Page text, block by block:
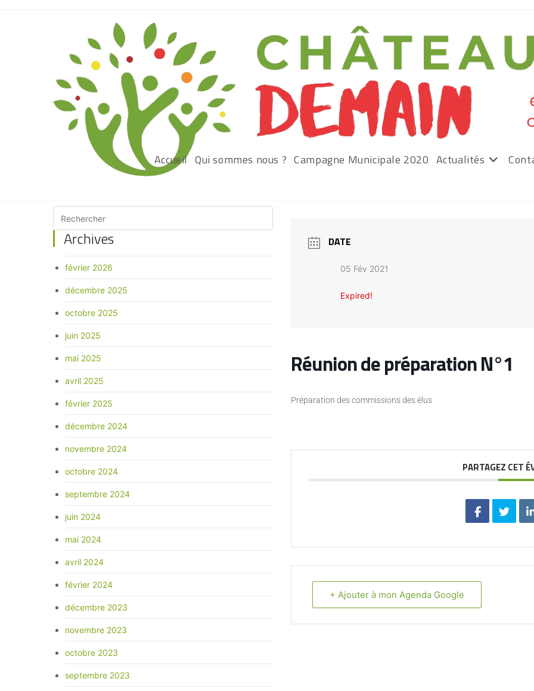
Accueil Qui sommes nous ? Campagne Municipale 2020 Actualités
Archives
février 2026
décembre 2025
octobre 2025
juin 2025
mai 2025
avril 2025
février 2025
décembre 2024
novembre 2024
octobre 2024
septembre 2024
juin 2024
mai 2024
avril 2024
février 2024
décembre 2023
novembre 2023
octobre 2023
septembre 2023
DATE
05 Fév 2021
Expired!
Réunion de préparation N°1
Préparation des commissions des élus
PARTAGEZ CET
+ Ajouter à mon Agenda Google